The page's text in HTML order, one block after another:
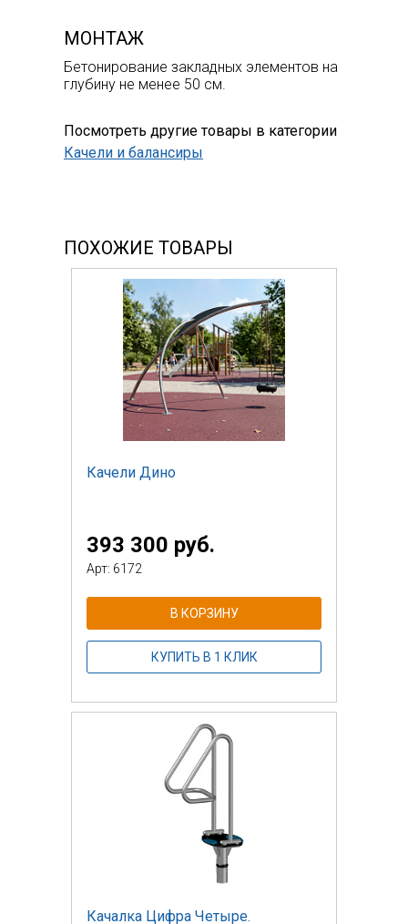
МОНТАЖ
Бетонирование закладных элементов на
глубину не менее 50 см.
Посмотреть другие товары в категории
Качели и балансиры
ПОХОЖИЕ ТОВАРЫ
Качели Дино
393 300 руб.
Арт: 6172
В КОРЗИНУ
КУПИТЬ В 1 КЛИК
Качалка Цифра Четыре.